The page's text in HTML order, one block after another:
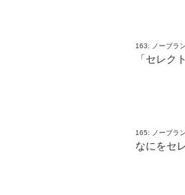
163: ノーブラ
「セレク
165: ノーブラ
なにをセ